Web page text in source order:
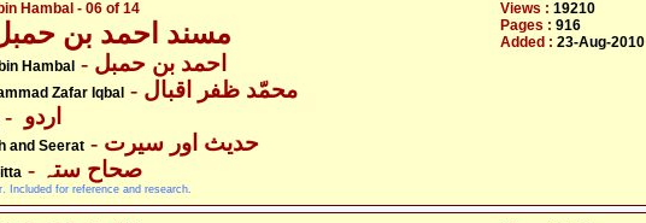
Hambal - 06 of 14
مسند احمد بن حمبل - 06
Hambal
Zafar Iqbal - محمّد ظفر اقبال
and Seerat - حدیث اور سیرت
- صحاح ستہ
Included for reference and research.
Views : 19210
Pages : 916
Added : 23-Aug-2010